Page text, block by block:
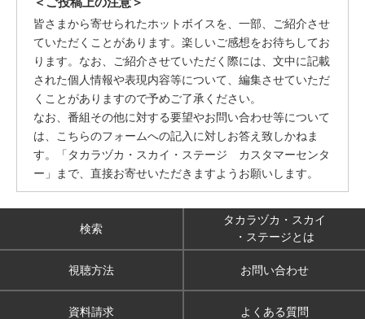
皆さまから寄せられたホットボイスを、一部、ご紹介させ
ていただくことがあります。楽しいご感想をお待ちしてお
ります。なお、ご紹介させていただく際には、文中に記載
された個人情報や表現内容等について、編集させていただ
くことがありますので予めご了承ください。
なお、番組その他に対する要望やお問い合わせ等について
は、こちらのフォームへの記入に対しお答え致しかねま
す。「タカラヅカ・スカイ・ステージ カスタマーセンタ
ー」まで、直接お寄せいただきますようお願いします。
検索
タカラヅカ・スカイ
・ステージとは
視聴方法 お問い合わせ
資料請求 よくある質問